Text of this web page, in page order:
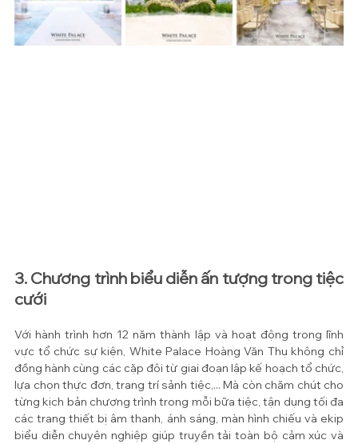
3. Chương trình biểu diễn ấn tượng trong tiệc
cưới
Với hành trình hơn 12 năm thành lập và hoạt động trong lĩnh
vực tổ chức sự kiện, White Palace Hoàng Văn Thụ không chỉ
đồng hành cùng các cặp đôi từ giai đoạn lập kế hoạch tổ chức,
lựa chọn thực đơn, trang trí sảnh tiệc,... Mà còn chăm chút cho
từng kịch bản chương trình trong mỗi bữa tiệc, tận dụng tối đa
các trang thiết bị âm thanh, ánh sáng, màn hình chiếu và ekip
biểu diễn chuyên nghiệp giúp truyền tải toàn bộ cảm xúc và